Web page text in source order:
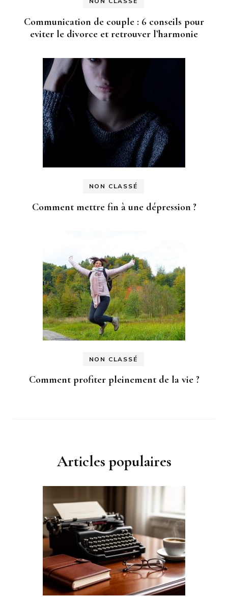
Communication de couple : 6 conseils pour
eviter le divorce et retrouver l’harmonie
NON CLASSÉ
Comment mettre fin à une dépression ?
NON CLASSÉ
Comment profiter pleinement de la vie ?
Articles populaires